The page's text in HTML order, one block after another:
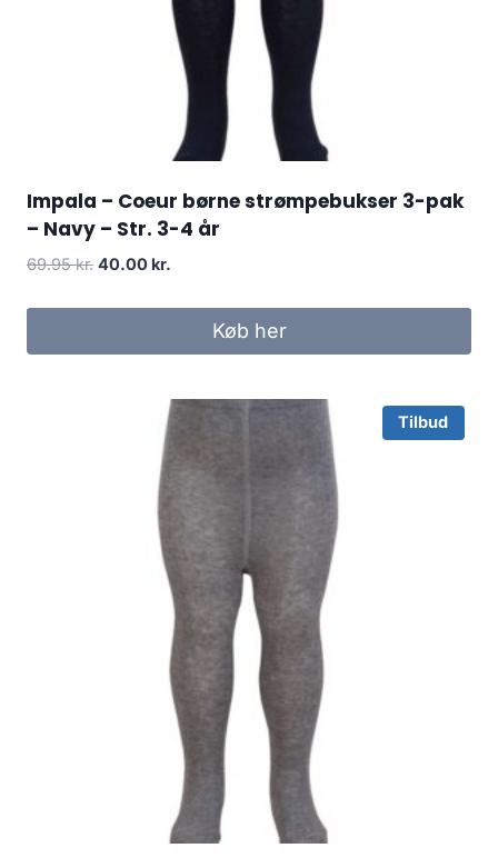
Impala – Coeur børne strømpebukser 3-pak
– Navy – Str. 3-4 år
69.95kr. Original
was:
40.00 kr.
is:
40.00 kr..Køb her
Tilbud